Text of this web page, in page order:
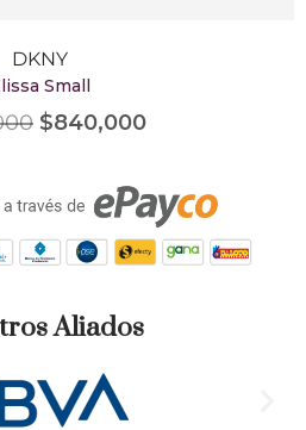
DKNY
Small
$840,000
Aliados